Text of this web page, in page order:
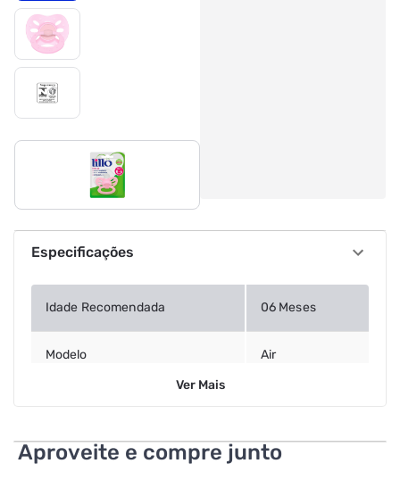
Especificações
Idade Recomendada 06 Meses
Modelo Air
Ver Mais
Aproveite e compre junto